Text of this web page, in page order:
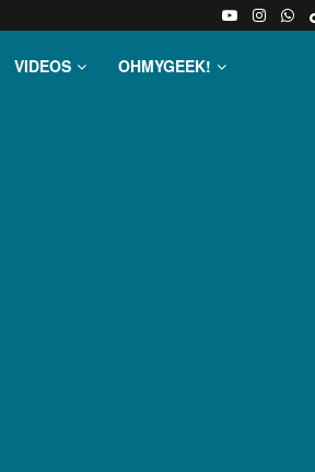
VIDEOS OHMYGEEK!